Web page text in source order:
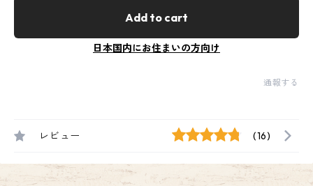
Add to cart
日本国内にお住まいの方向け
通報する
レビュー (16)